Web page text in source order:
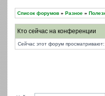
Список форумов » Разное »
Кто сейчас на конференции
Сейчас этот форум